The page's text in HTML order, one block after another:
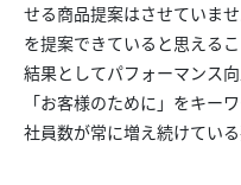
せる商品提案はさせていま
を提案できていると思える
結果としてパフォーマンス
「お客様のために」をキー
社員数が常に増え続けてい